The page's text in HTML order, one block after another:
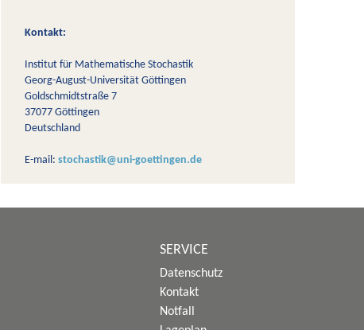
Kontakt:
Institut für Mathematische Stochastik
Georg-August-Universität Göttingen
Goldschmidtstraße 7
37077 Göttingen
Deutschland
E-mail: stochastik@uni-goettingen.de
SERVICE
Datenschutz
Kontakt
Notfall